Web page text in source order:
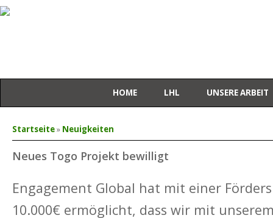
HOME LHL UNSERE ARBEIT
Sie sind hier
Startseite» Neuigkeiten
Neues Togo Projekt bewilligt
Engagement Global hat mit einer
10.000€ ermöglicht, dass wir mit